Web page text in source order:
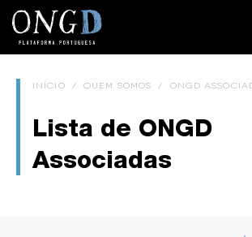
INÍCIO /QUEM SOMOS / ONGD
Lista de ONGD
Associadas